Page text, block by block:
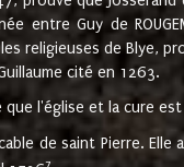
entre Guy de
les religieuses de Blye,
cité en 1263.
l'église et la cure
de saint Pierre. Elle